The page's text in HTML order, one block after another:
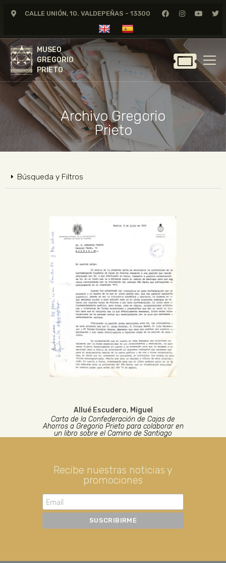
CALLE UNIÓN, 10. VALDEPEÑAS - 13300
MUSEO
GREGORIO
PRIETO
MUSEO
GREGORIO
PRIETO
GREGORIO PRIETO
MUSEO
ARCHIVO
CERTAMEN DE DIBUJO
FUNDACIÓN
NOTICIAS
Archivo Gregorio
Prieto
Búsqueda y Filtros
Allué Escudero, Miguel
Carta de la Confederación de Cajas de
Ahorros a Gregorio Prieto para colaborar en
un libro sobre el Camino de Santiago
Recibe nuestras noticias y
promociones